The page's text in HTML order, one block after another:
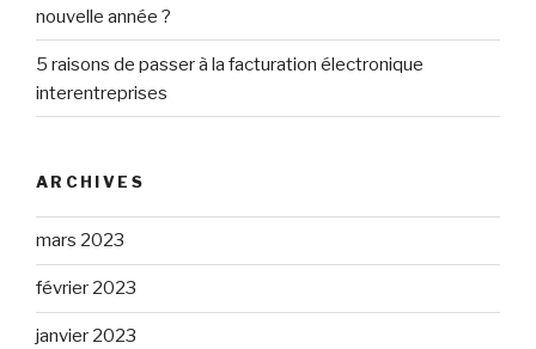
nouvelle année ?
5 raisons de passer à la facturation électronique
interentreprises
ARCHIVES
mars 2023
février 2023
janvier 2023